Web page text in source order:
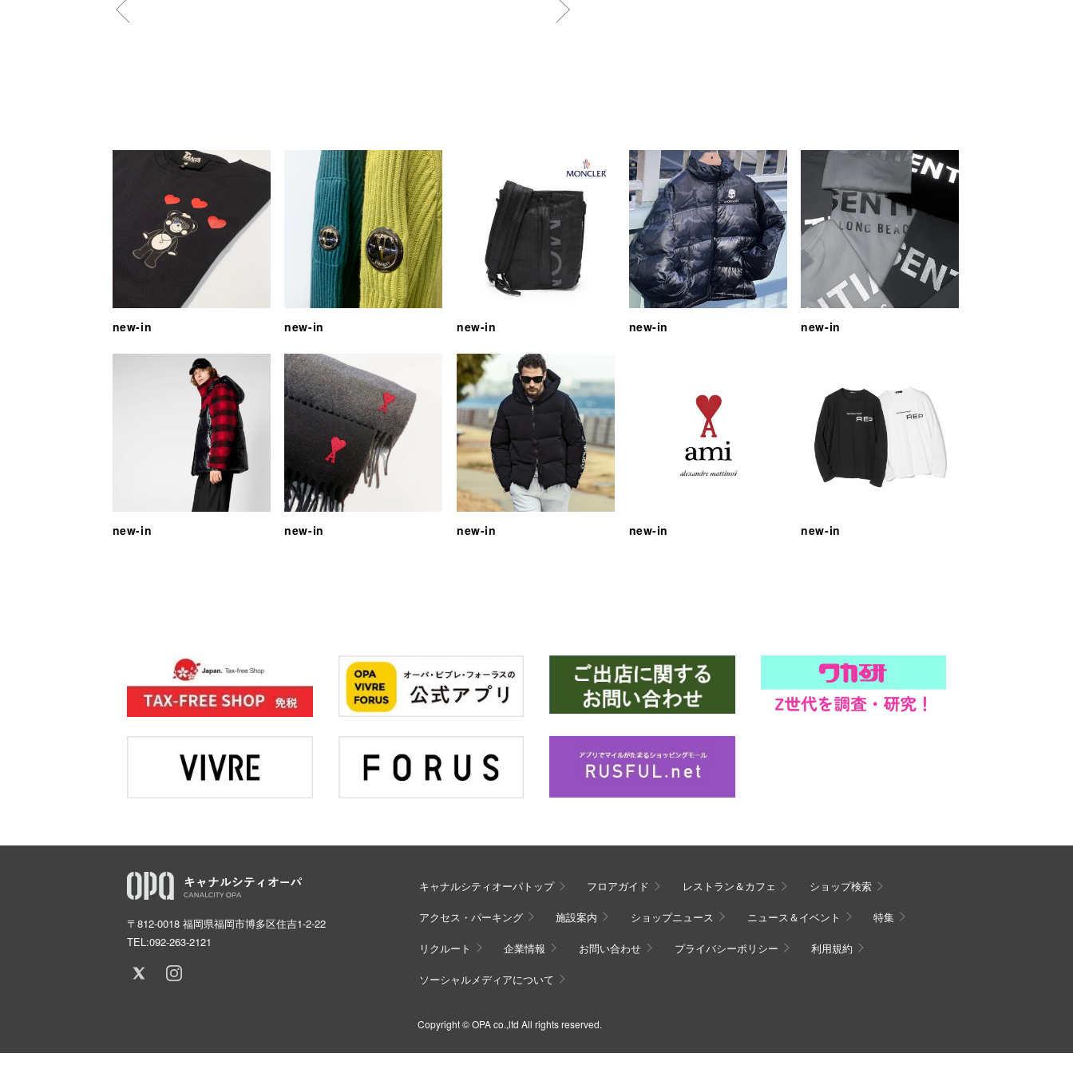
new-in new-in new-in new-in new-in
new-in new-in new-in new-in new-in
〒812-0018 福岡県福岡市博多区住吉1-2-22
TEL:092-263-2121
キャナルシティオーパトップ フロアガイド レストラン＆カフェ ショップ検索
アクセス・パーキング 施設案内 ショップニュース ニュース＆イベント 特集
リクルート 企業情報 お問い合わせ プライバシーポリシー 利用規約
ソーシャルメディアについて
Copyright © OPA co.,ltd All rights reserved.